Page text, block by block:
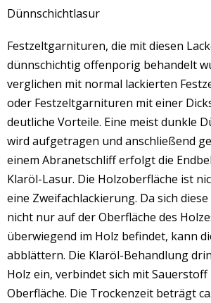
Dünnschichtlasur
Festzeltgarnituren, die mit diesen
dünnschichtig offenporig behandelt
verglichen mit normal lackierten
oder Festzeltgarnituren mit einer
deutliche Vorteile. Eine meist dunkle
wird aufgetragen und anschließend
einem Abranetschliff erfolgt die
Klaröl-Lasur. Die Holzoberfläche ist
eine Zweifachlackierung. Da sich
nicht nur auf der Oberfläche des
überwiegend im Holz befindet, kann
abblättern. Die Klaröl-Behandlung
Holz ein, verbindet sich mit
Oberfläche. Die Trockenzeit beträgt